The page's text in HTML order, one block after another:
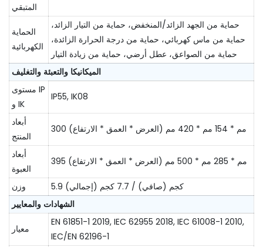
المتبقي
الحماية
الكهربائية
حماية من الجهد الزائد/المنخفض، حماية من التيار الزائد،
حماية من ماس كهربائي، حماية من درجة الحرارة الزائدة،
حماية من الصواعق، عطل أرضي، حماية من زيادة التيار
الميكانيكا والتعبئة والتغليف
مستوى IP
و IK
IP55, IK08
أبعاد
المنتج
300 مم * 154 مم * 420 مم (العرض * العمق * الارتفاع)
أبعاد
العبوة
395 مم * 285 مم * 500 مم (العرض * العمق * الارتفاع)
وزن
5.9 كجم (صافي) / 7.7 كجم (إجمالي)
الشهادات والمعايير
معيار
EN 61851-1 2019, IEC 62955 2018, IEC 61008-1 2010,
IEC/EN 62196-1